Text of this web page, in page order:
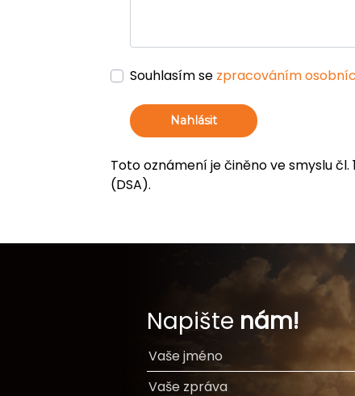
Souhlasím se zpracováním
Nahlásit
Toto oznámení je činěno ve smyslu
(DSA).
Napište nám!